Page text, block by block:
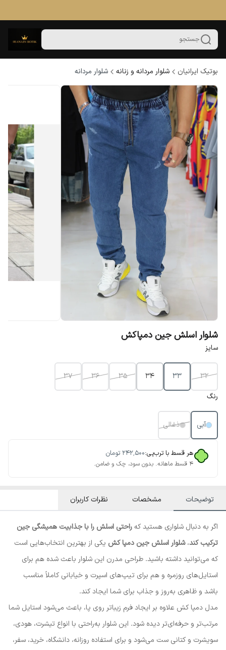
جستجو
بوتیک ایرانیان شلوار مردانه و زنانه شلوار مردانه
شلوار اسلش جین دمپاکش
سایز
32
33
34
35
36
37
رنگ
آبی ذغالی
هر قسط با ترب‌پی:۲۴۲٬۵۰۰ تومان
۴ قسط ماهانه. بدون سود، چک و ضامن.
توضیحات مشخصات نظرات کاربران
اگر به دنبال شلواری هستید کهراحتی اسلش را با جذابیت همیشگی جین
ترکیب کند،شلوار اسلش جین دمپا کش یکی از بهترین انتخاب‌هایی است
که می‌توانید داشته باشید. طراحی مدرن این شلوار باعث شده هم برای
استایل‌های روزمره و هم برای تیپ‌های اسپرت و خیابانی کاملاً مناسب
باشد و ظاهری به‌روز و جذاب برای شما ایجاد کند.
مدل دمپا کش علاوه بر ایجاد فرم زیباتر روی پا، باعث می‌شود استایل شما
مرتب‌تر و حرفه‌ای‌تر دیده شود. این شلوار به‌راحتی با انواع تیشرت، هودی،
سویشرت و کتانی ست می‌شود و برای استفاده روزانه، دانشگاه، خرید، سفر،